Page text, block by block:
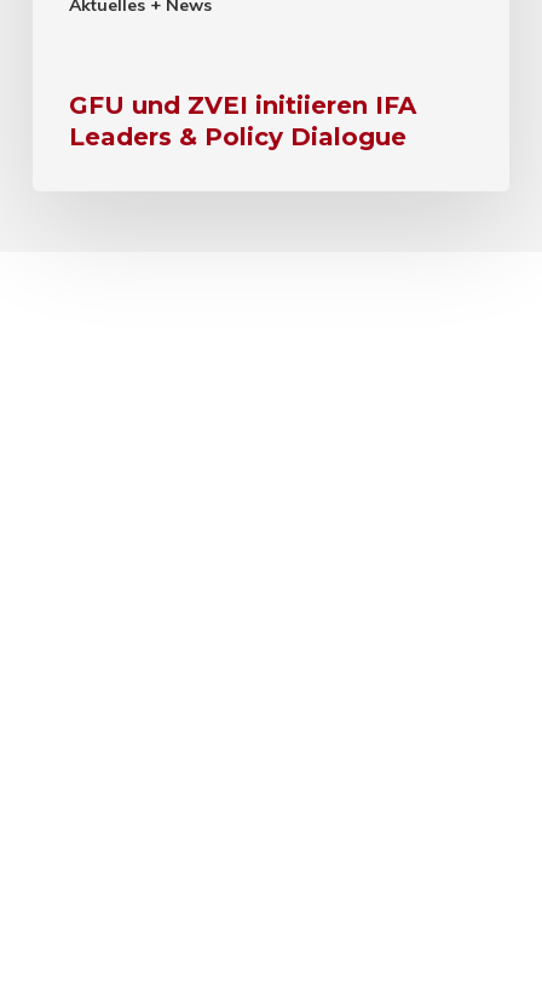
Aktuelles + News
GFU und ZVEI initiieren IFA
Leaders & Policy Dialogue